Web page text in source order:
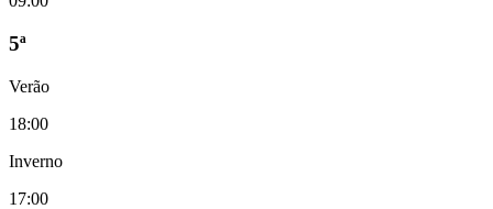
5ª
Verão
18:00
Inverno
17:00